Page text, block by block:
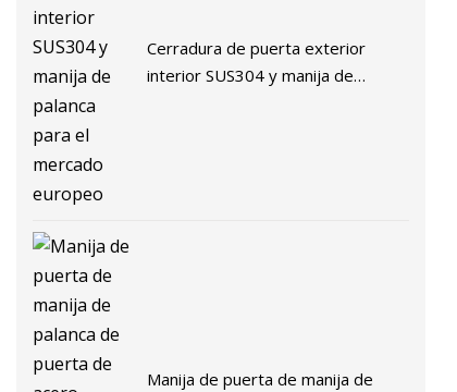
Cerradura de puerta exterior
interior SUS304 y manija de
Manija de puerta de manija de